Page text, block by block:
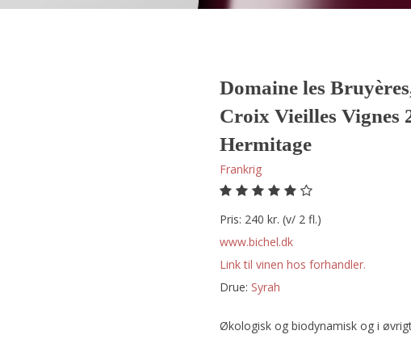
Domaine les
Croix Vieilles Vignes
Hermitage
Frankrig
Pris: 240 kr. (v/ 2 fl.)
www.bichel.dk
Link til vinen hos forhandler.
Drue:
syrah
Økologisk og biodynamisk og i